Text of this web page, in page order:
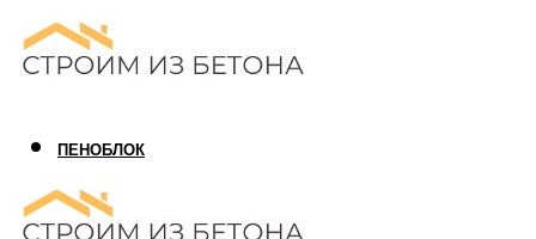
ПЕНОБЛОК
ГАЗОБЛОК
АРБОЛИТОВЫЙ БЛОК